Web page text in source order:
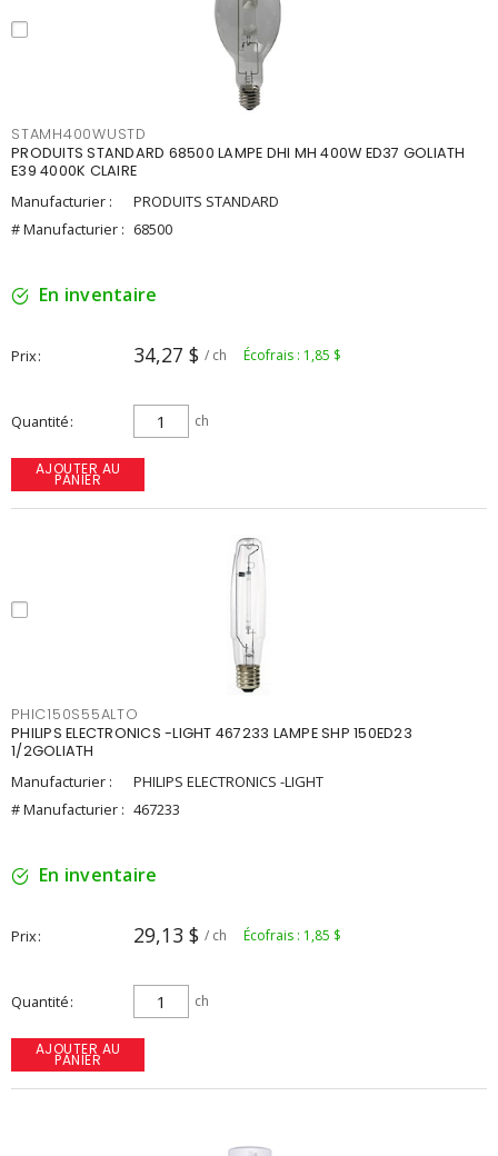
STAMH400WUSTD
PRODUITS STANDARD 68500 LAMPE DHI MH 400W ED37 GOLIATH
E39 4000K CLAIRE
Manufacturier :
PRODUITS STANDARD
# Manufacturier : 68500
En inventaire
Prix 34,27 $ / ch Écofrais : 1,85 $
Quantité ch
AJOUTER AU
PANIER
PHIC150S55ALTO
PHILIPS ELECTRONICS -LIGHT 467233 LAMPE SHP 150ED23
1/2GOLIATH
Manufacturier :
PHILIPS ELECTRONICS -LIGHT
# Manufacturier : 467233
En inventaire
Prix 29,13 $ / ch Écofrais : 1,85 $
Quantité ch
AJOUTER AU
PANIER